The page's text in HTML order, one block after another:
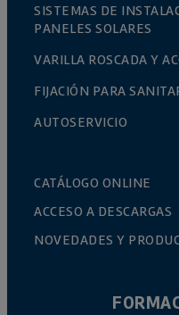
SISTEMAS DE
PANELES SOLARES
VARILLA ROSCADA Y
FIJACIÓN PARA
AUTOSERVICIO
CATÁLOGO ONLINE
ACCESO A DESCARGAS
NOVEDADES Y